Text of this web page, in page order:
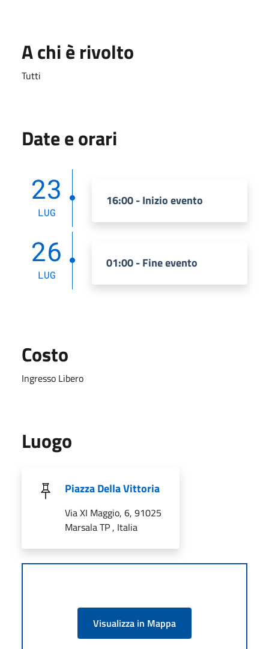
A chi è rivolto
Tutti
Date e orari
23
LUG
16:00 - Inizio evento
26
LUG
01:00 - Fine evento
Costo
Ingresso Libero
Luogo
Piazza Della Vittoria
Via XI Maggio, 6, 91025
Marsala TP , Italia
Visualizza in Mappa